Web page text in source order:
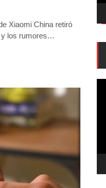
Xiaomi China retiró
y los rumores…